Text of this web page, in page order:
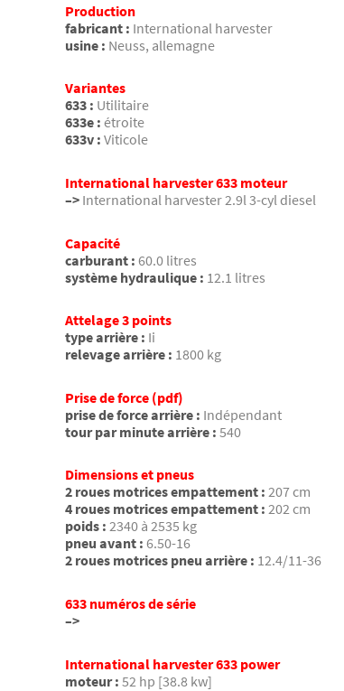
Production
fabricant : International harvester
usine : Neuss, allemagne
Variantes
633 : Utilitaire
633e : étroite
633v : Viticole
International harvester 633 moteur
–> International harvester 2.9l 3-cyl diesel
Capacité
carburant : 60.0 litres
système hydraulique : 12.1 litres
Attelage 3 points
type arrière : Ii
relevage arrière : 1800 kg
Prise de force (pdf)
prise de force arrière : Indépendant
tour par minute arrière : 540
Dimensions et pneus
2 roues motrices empattement : 207 cm
4 roues motrices empattement : 202 cm
poids : 2340 à 2535 kg
pneu avant : 6.50-16
2 roues motrices pneu arrière : 12.4/11-36
633 numéros de série
–>
International harvester 633 power
moteur : 52 hp [38.8 kw]